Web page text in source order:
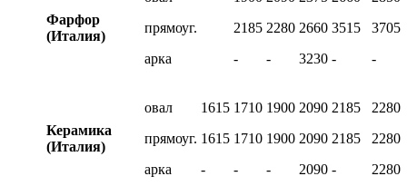
Фарфор
(Италия)
прямоуг.
арка
2185
-
2280
-
2660
3230
3515
-
3705
-
Керамика
(Италия)
овал
прямоуг.
арка
1615
1615
-
1710
1710
-
1900
1900
-
2090
2090
2090
2185
2185
-
2280
2280
2280